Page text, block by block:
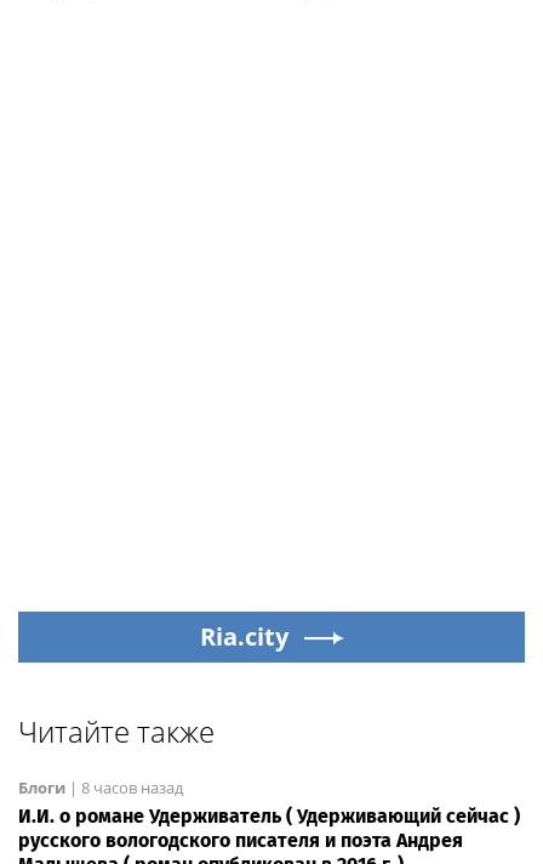
Ria.city
Читайте также
Блоги | 8 часов назад
И.И. о романе Удерживатель ( Удерживающий сейчас )
русского вологодского писателя и поэта Андрея